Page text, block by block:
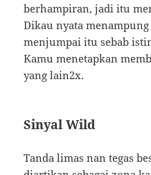
berhampiran, jadi itu
Dikau nyata
menjumpai itu sebab
Kamu menetapkan
yang lain2x.
Sinyal Wild
Tanda limas nan tegas